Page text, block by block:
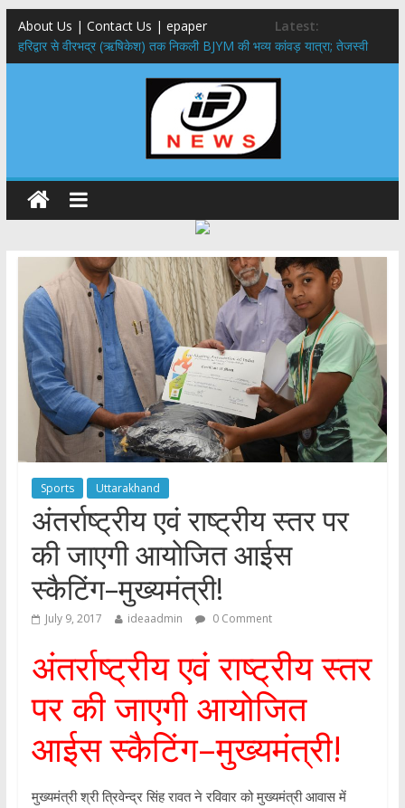
About Us | Contact Us | epaper
Latest:
​हरिद्वार से वीरभद्र (ऋषिकेश) तक निकली BJYM की भव्य कांवड़ यात्रा; तेजस्वी
सूर्या ने की देश व प्रदेशवासियों के कल्याण की कामना
नंदा की चौकी पुल हादसा: PWD के EE, AE और JE निलंबित, सीएम धामी के निर्देश
मुख्यमंत्री ने 9 लाख 87 हजार17 पेंशन लाभार्थियों को कुल 146 करोड़ 32 लाख
राष्ट्रीय हथकरघा दिवस पर मुख्यमंत्री धामी ने उत्कृष्ट बुनकरों और हस्तशिल्प
कारीगरों को किया सम्मानित
​धामी कैबिनेट का बड़ा फैसला: पशुपालकों को 60% तक सब्सिडी, गंगा एक्सप्रेसवे का
हरिद्वार तक होगा विस्तार
Sports Uttarakhand
अंतर्राष्ट्रीय एवं राष्ट्रीय स्तर पर
की जाएगी आयोजित आईस
स्कैटिंग–मुख्यमंत्री!
July 9, 2017 ideaadmin 0 Comment
अंतर्राष्ट्रीय एवं राष्ट्रीय स्तर
पर की जाएगी आयोजित
आईस स्कैटिंग–मुख्यमंत्री!
मुख्यमंत्री श्री त्रिवेन्द्र सिंह रावत ने रविवार को मुख्यमंत्री आवास में